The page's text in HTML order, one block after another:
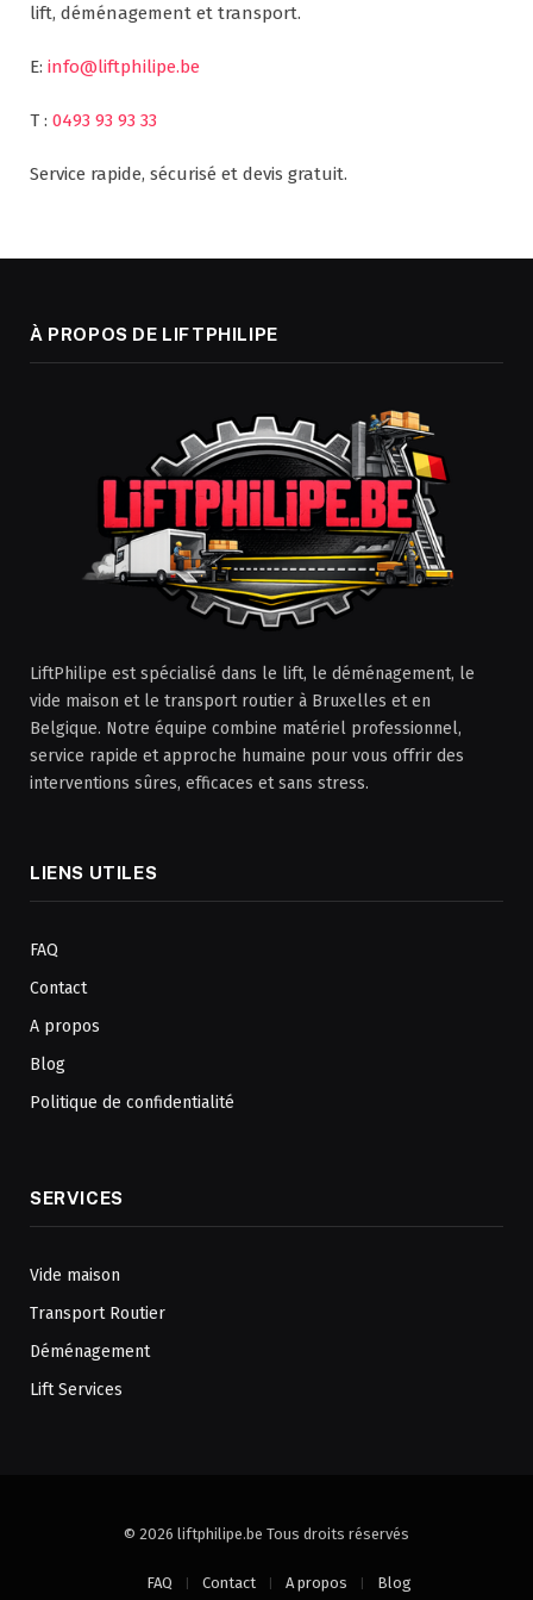
lift, déménagement et transport.
E: info@liftphilipe.be
T : 0493 93 93 33
Service rapide, sécurisé et devis gratuit.
À PROPOS DE LIFTPHILIPE
LiftPhilipe est spécialisé dans le lift, le déménagement, le
vide maison et le transport routier à Bruxelles et en
Belgique. Notre équipe combine matériel professionnel,
service rapide et approche humaine pour vous offrir des
interventions sûres, efficaces et sans stress.
LIENS UTILES
FAQ
Contact
A propos
Blog
Politique de confidentialité
SERVICES
Vide maison
Transport Routier
Déménagement
Lift Services
© 2026 liftphilipe.be Tous droits réservés
FAQ Contact A propos Blog